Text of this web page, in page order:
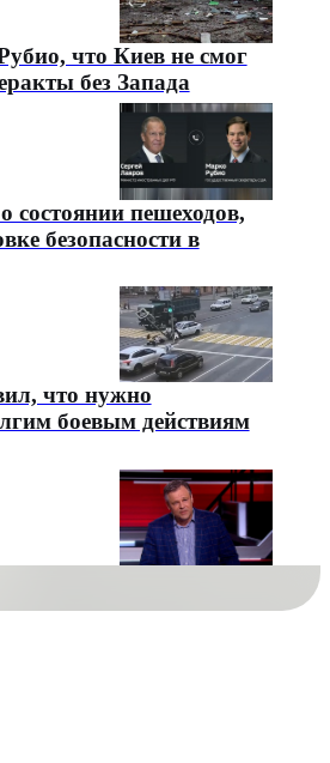
что Киев не смог
без Запада
состоянии пешеходов,
безопасности в
что нужно
боевым действиям